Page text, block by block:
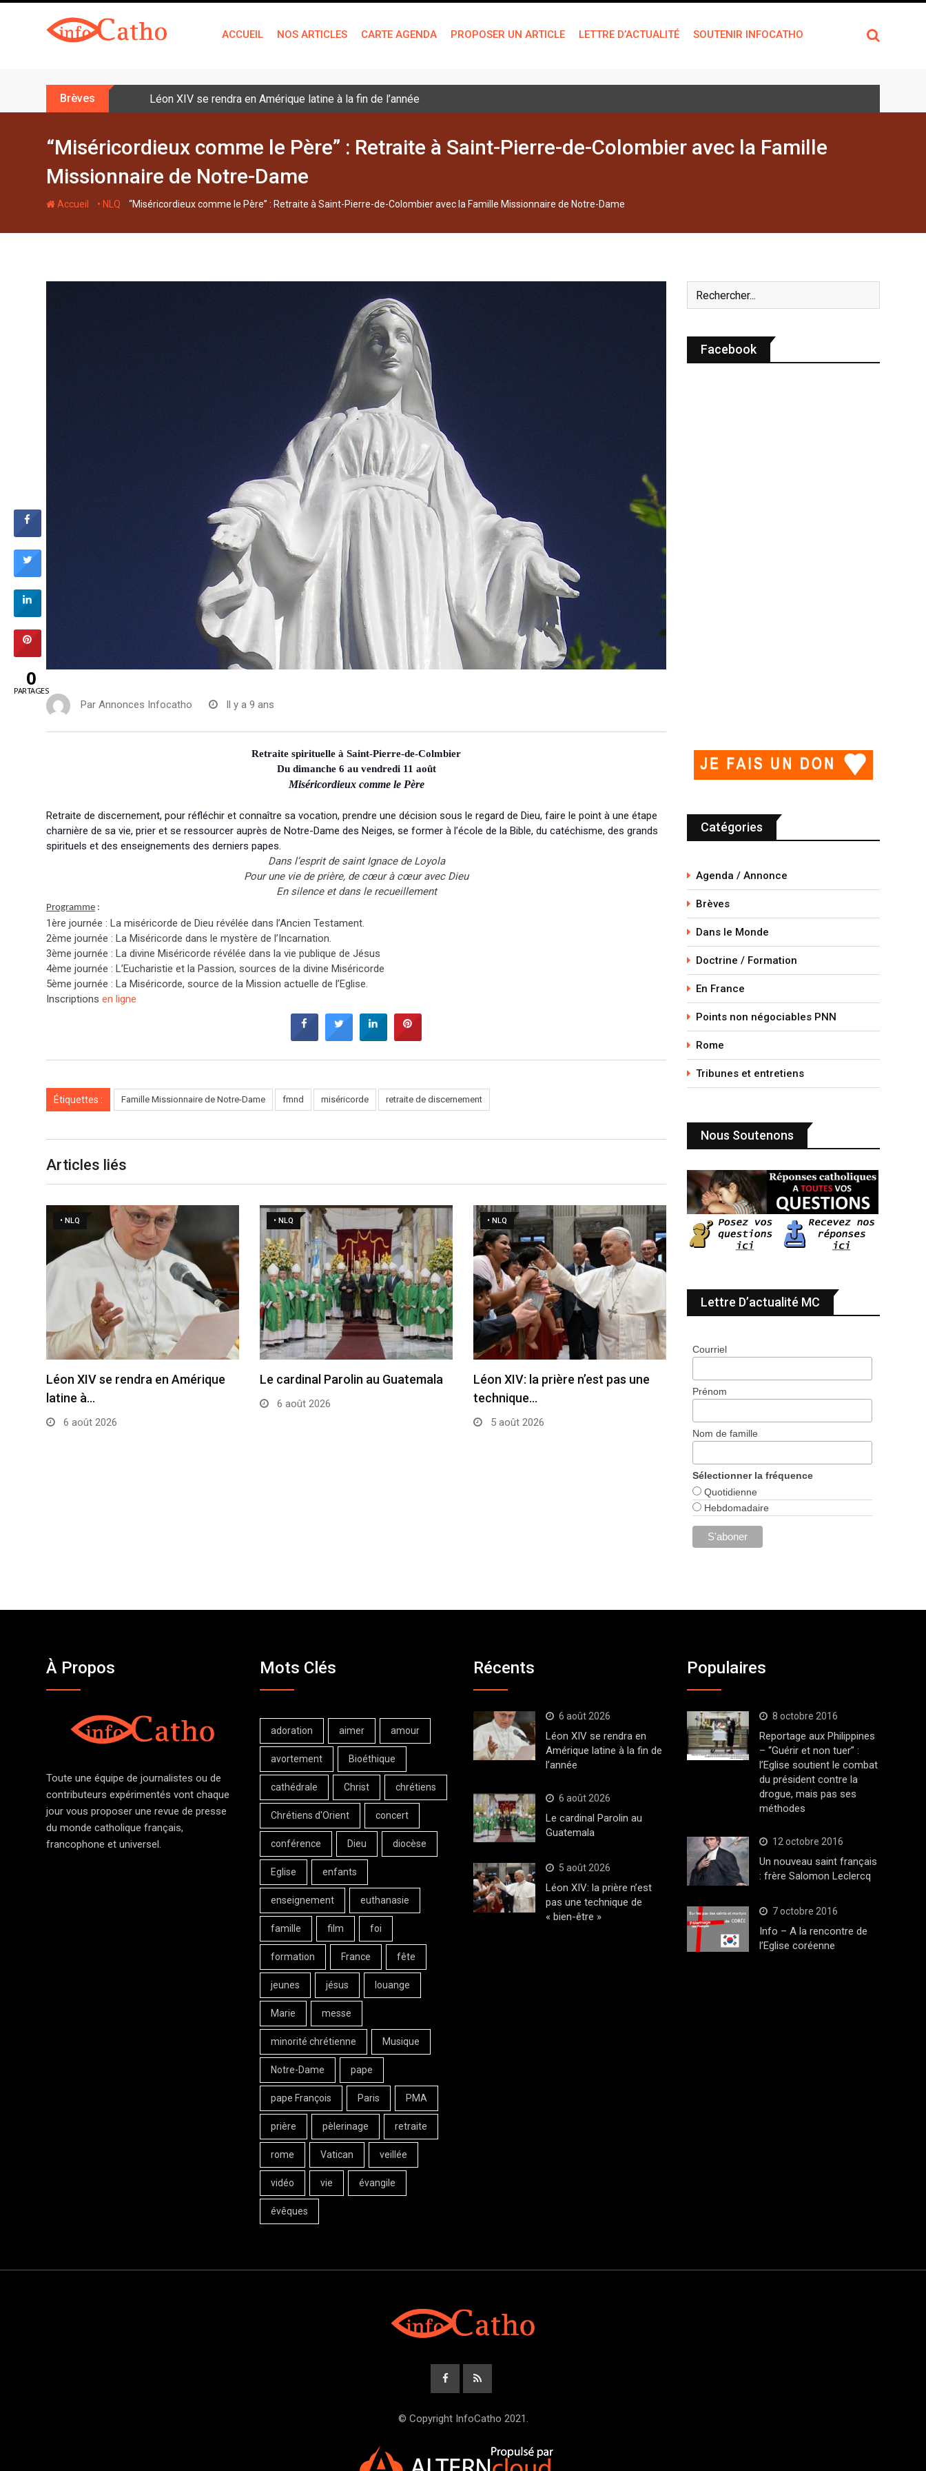
ACCUEIL NOS ARTICLES CARTE AGENDA PROPOSER UN ARTICLE LETTRE D’ACTUALITÉ SOUTENIR INFOCATHO
Brèves Léon XIV se rendra en Amérique latine à la fin de l’année
“Miséricordieux comme le Père” : Retraite à Saint-Pierre-de-Colombier avec la Famille
Missionnaire de Notre-Dame
Accueil - • NLQ -“Miséricordieux comme le Père” : Retraite à Saint-Pierre-de-Colombier avec la Famille Missionnaire de Notre-Dame
Par Annonces Infocatho Il y a 9 ans
Retraite spirituelle à Saint-Pierre-de-Colmbier
Du dimanche 6 au vendredi 11 août
Miséricordieux comme le Père
Retraite de discernement, pour réfléchir et connaître sa vocation, prendre une décision sous le regard de Dieu, faire le point à une étape
charnière de sa vie, prier et se ressourcer auprès de Notre-Dame des Neiges, se former à l’école de la Bible, du catéchisme, des grands
spirituels et des enseignements des derniers papes.
Dans l’esprit de saint Ignace de Loyola
Pour une vie de prière, de cœur à cœur avec Dieu
En silence et dans le recueillement
Programme :
1ère journée : La miséricorde de Dieu révélée dans l’Ancien Testament.
2ème journée : La Miséricorde dans le mystère de l’Incarnation.
3ème journée : La divine Miséricorde révélée dans la vie publique de Jésus
4ème journée : L’Eucharistie et la Passion, sources de la divine Miséricorde
5ème journée : La Miséricorde, source de la Mission actuelle de l’Eglise.
Inscriptions en ligne
Étiquettes : Famille Missionnaire de Notre-Dame fmnd miséricorde retraite de discernement
Articles liés
• NLQ
Léon XIV se rendra en Amérique
latine à…
6 août 2026
• NLQ
Le cardinal Parolin au Guatemala
6 août 2026
• NLQ
Léon XIV: la prière n’est pas une
technique…
5 août 2026
Facebook
Catégories
Agenda / Annonce
Brèves
Dans le Monde
Doctrine / Formation
En France
Points non négociables PNN
Rome
Tribunes et entretiens
Nous Soutenons
Lettre D’actualité MC
Courriel
Prénom
Nom de famille
Sélectionner la fréquence
Quotidienne
Hebdomadaire
À Propos
Toute une équipe de journalistes ou de
contributeurs expérimentés vont chaque
jour vous proposer une revue de presse
du monde catholique français,
francophone et universel.
Mots Clés
adoration aimer amour
avortement Bioéthique
cathédrale Christ chrétiens
Chrétiens d'Orient concert
conférence Dieu diocèse
Eglise enfants
enseignement euthanasie
famille film foi
formation France fête
jeunes jésus louange
Marie messe
minorité chrétienne Musique
Notre-Dame pape
pape François Paris PMA
prière pèlerinage retraite
rome Vatican veillée
vidéo vie évangile
évêques
Récents
6 août 2026
Léon XIV se rendra en
Amérique latine à la fin de
l’année
6 août 2026
Le cardinal Parolin au
Guatemala
5 août 2026
Léon XIV: la prière n’est
pas une technique de
« bien-être »
Populaires
8 octobre 2016
Reportage aux Philippines
– “Guérir et non tuer” :
l’Eglise soutient le combat
du président contre la
drogue, mais pas ses
méthodes
12 octobre 2016
Un nouveau saint français
: frère Salomon Leclercq
7 octobre 2016
Info – A la rencontre de
l’Eglise coréenne
© Copyright InfoCatho 2021.
0
PARTAGES